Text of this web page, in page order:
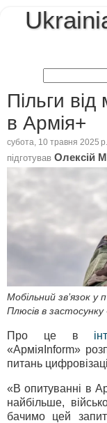
Пільги
в Армія+
субота, 10 травня 2025 р.
підготував Олексій
Мобільний зв’язок у
Плюсів в застосунку
Про це в
«АрміяInform»
питань
«В опитуванні в
найбільше,
бачимо цей